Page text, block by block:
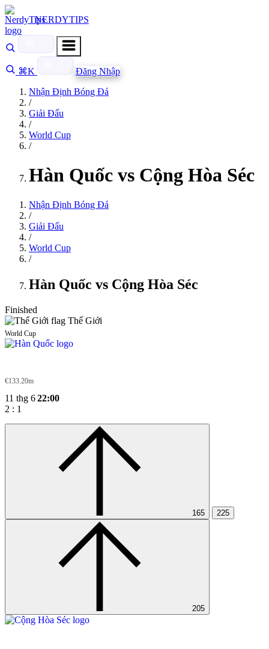
NERDYTIPS
⌘K
Đăng Nhập
Nhận Định Bóng Đá
/
Giải Đấu
/
World Cup
/
Hàn Quốc vs Cộng Hòa Séc
Nhận Định Bóng Đá
/
Giải Đấu
/
World Cup
/
Hàn Quốc vs Cộng Hòa Séc
Finished
Thế Giới
World Cup
€133.20m
11 thg 622:00
2 : 1
165 225
205